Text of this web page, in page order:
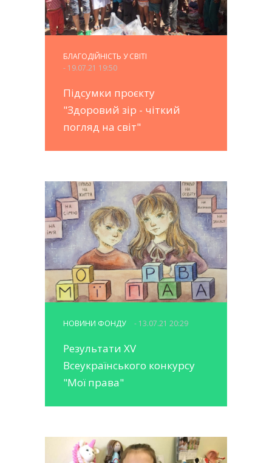
БЛАГОДІЙНІСТЬ У СВІТІ
- 19.07.21 19:50
Підсумки проєкту
"Здоровий зір - чіткий
погляд на світ"
НОВИНИ ФОНДУ - 13.07.21 20:29
Результати XV
Всеукраїнського конкурсу
"Мої права"